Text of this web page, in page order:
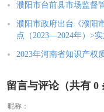
濮阳市台前县市场监督
濮阳市政府出台《濮阳
点（2023—2024年）>实
2023年河南省知识产权
留言与评论（共有 0
昵称：